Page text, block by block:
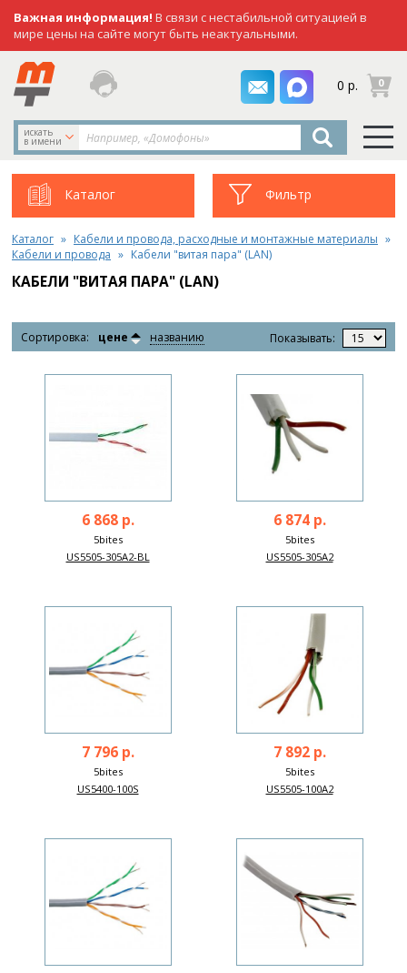
Важная информация! В связи с нестабильной ситуацией в
мире цены на сайте могут быть неактуальными.
0 р. 0
искать
в имени
Каталог Фильтр
Каталог
Кабели и провода, расходные и монтажные материалы
Кабели и провода
Кабели "витая пара" (LAN)
КАБЕЛИ "ВИТАЯ ПАРА" (LAN)
Сортировка: цене названию Показывать:
6 868 р.
5bites
US5505-305A2-BL
6 874 р.
5bites
US5505-305A2
7 796 р.
5bites
US5400-100S
7 892 р.
5bites
US5505-100A2